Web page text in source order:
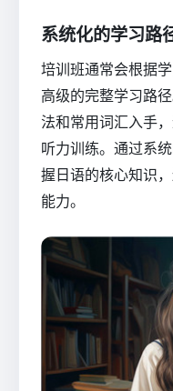
系统化的学习路
培训班通常会根据
高级的完整学习路
法和常用词汇入手
听力训练。通过系
握日语的核心知识
能力。